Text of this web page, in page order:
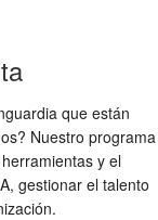
que están
Nuestro programa
y el
gestionar el talento